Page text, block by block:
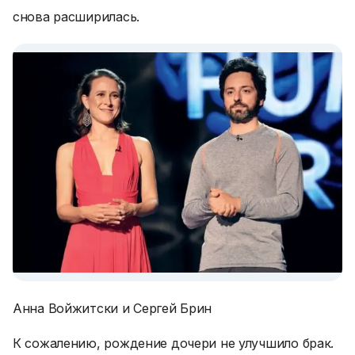
снова расширилась.
Анна Войжитски и Сергей Брин
К сожалению, рождение дочери не улучшило брак.